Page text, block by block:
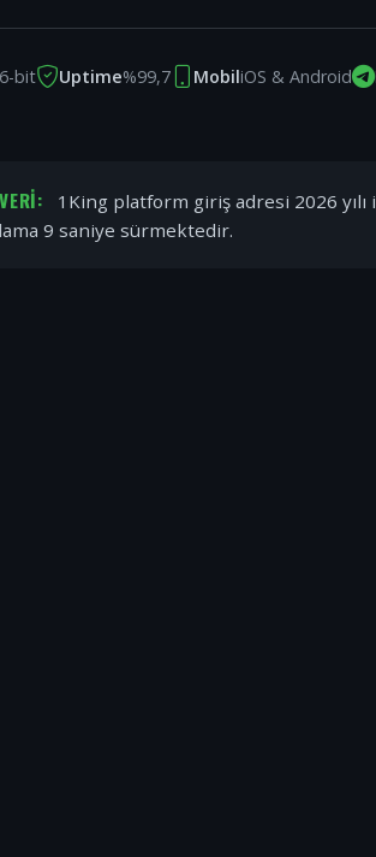
bit Uptime%99,7 MobiliOS & Android
1King platform giriş adresi 2026
9 saniye sürmektedir.